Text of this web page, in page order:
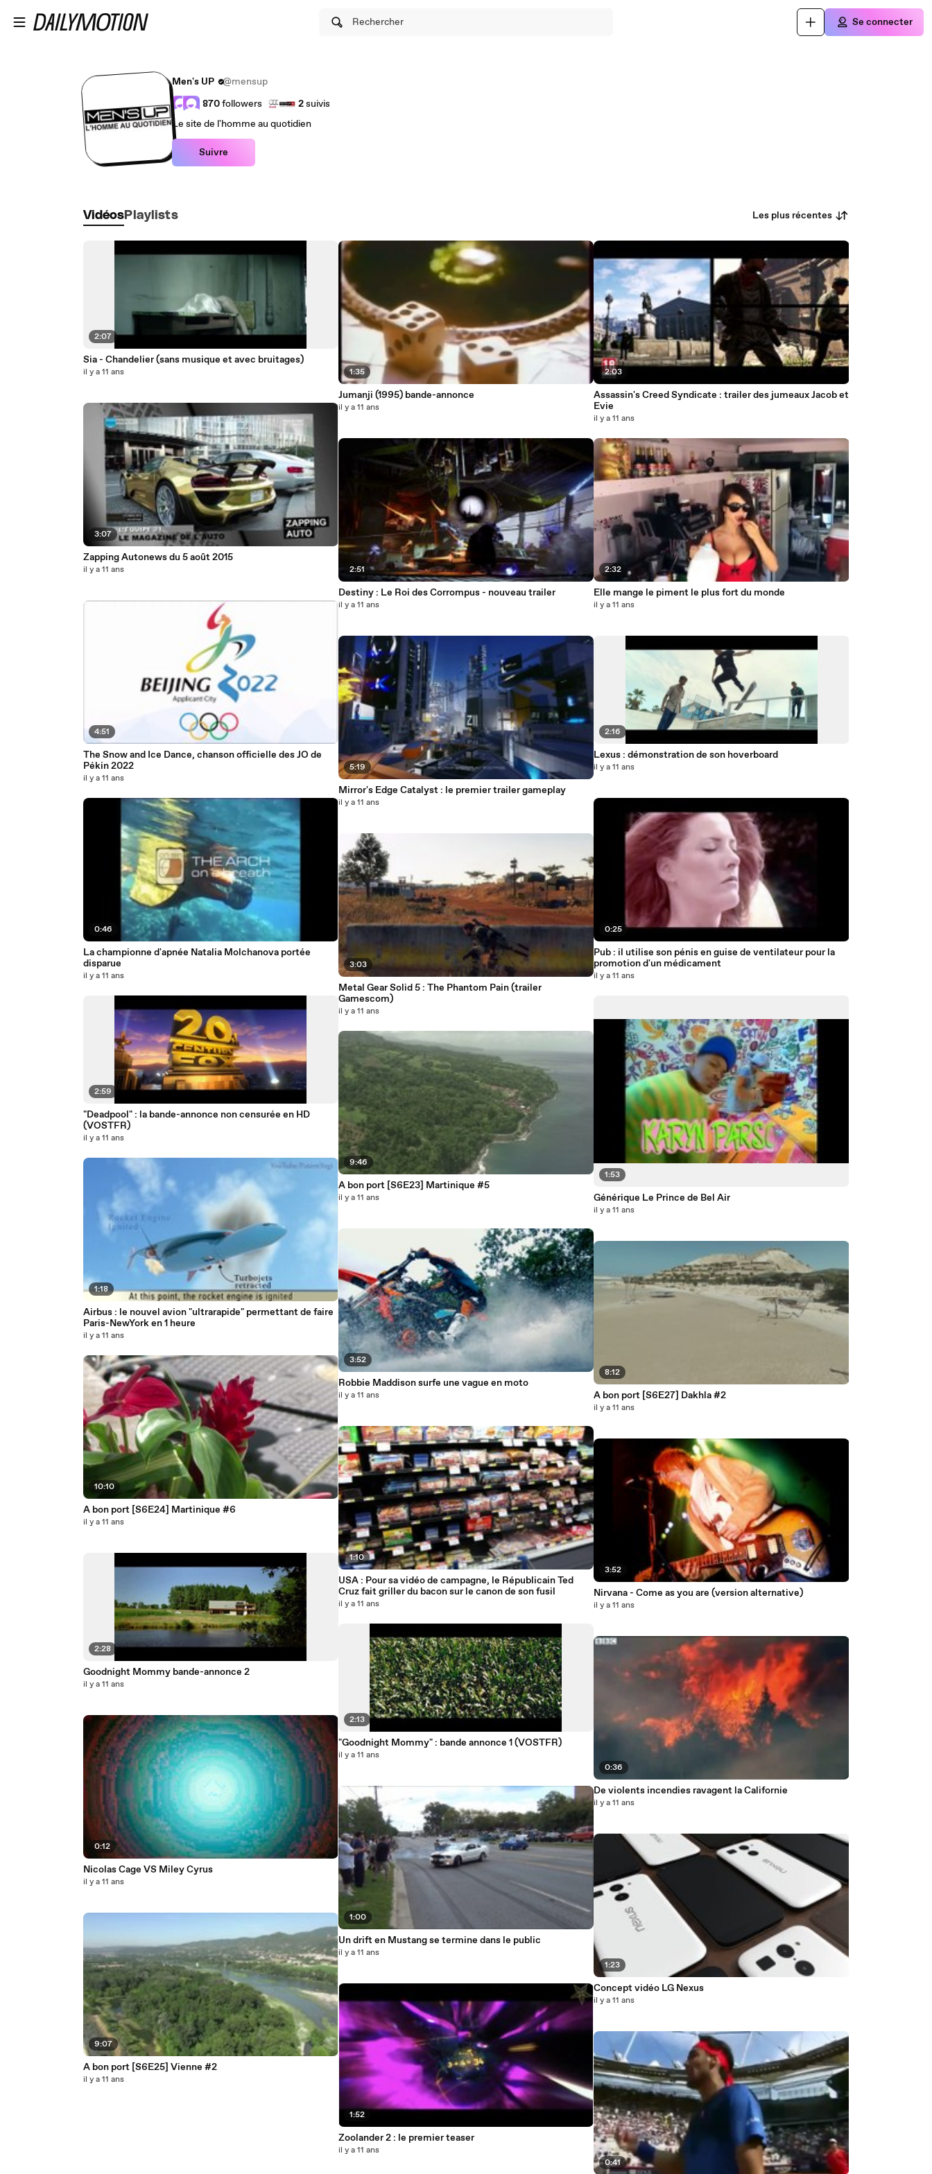
Rechercher Se connecter
Men's UP
@mensup
870followers 2suivis
Le site de l'homme au quotidien
Suivre
Vidéos Playlists Les plus récentes
2:07
Sia - Chandelier (sans musique et avec bruitages)
il y a 11 ans
3:07
Zapping Autonews du 5 août 2015
il y a 11 ans
4:51
The Snow and Ice Dance, chanson officielle des JO de
Pékin 2022
il y a 11 ans
0:46
La championne d'apnée Natalia Molchanova portée
disparue
il y a 11 ans
2:59
"Deadpool" : la bande-annonce non censurée en HD
(VOSTFR)
il y a 11 ans
1:18
Airbus : le nouvel avion "ultrarapide" permettant de faire
Paris-NewYork en 1 heure
il y a 11 ans
10:10
A bon port [S6E24] Martinique #6
il y a 11 ans
2:28
Goodnight Mommy bande-annonce 2
il y a 11 ans
0:12
Nicolas Cage VS Miley Cyrus
il y a 11 ans
9:07
A bon port [S6E25] Vienne #2
il y a 11 ans
1:35
Jumanji (1995) bande-annonce
il y a 11 ans
2:51
Destiny : Le Roi des Corrompus - nouveau trailer
il y a 11 ans
5:19
Mirror's Edge Catalyst : le premier trailer gameplay
il y a 11 ans
3:03
Metal Gear Solid 5 : The Phantom Pain (trailer
Gamescom)
il y a 11 ans
9:46
A bon port [S6E23] Martinique #5
il y a 11 ans
3:52
Robbie Maddison surfe une vague en moto
il y a 11 ans
1:10
USA : Pour sa vidéo de campagne, le Républicain Ted
Cruz fait griller du bacon sur le canon de son fusil
il y a 11 ans
2:13
"Goodnight Mommy" : bande annonce 1 (VOSTFR)
il y a 11 ans
1:00
Un drift en Mustang se termine dans le public
il y a 11 ans
1:52
Zoolander 2 : le premier teaser
il y a 11 ans
2:03
Assassin's Creed Syndicate : trailer des jumeaux Jacob et
Evie
il y a 11 ans
2:32
Elle mange le piment le plus fort du monde
il y a 11 ans
2:16
Lexus : démonstration de son hoverboard
il y a 11 ans
0:25
Pub : il utilise son pénis en guise de ventilateur pour la
promotion d'un médicament
il y a 11 ans
1:53
Générique Le Prince de Bel Air
il y a 11 ans
8:12
A bon port [S6E27] Dakhla #2
il y a 11 ans
3:52
Nirvana - Come as you are (version alternative)
il y a 11 ans
0:36
De violents incendies ravagent la Californie
il y a 11 ans
1:23
Concept vidéo LG Nexus
il y a 11 ans
0:41